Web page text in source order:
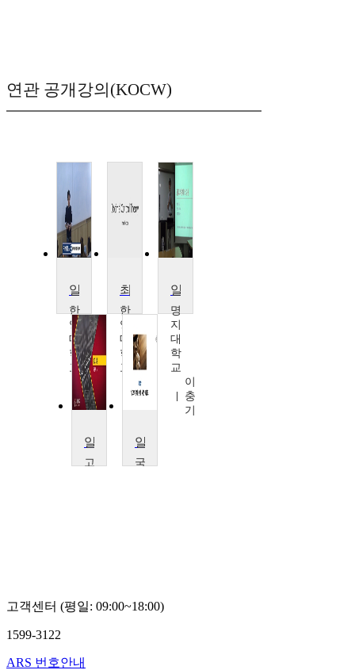
연관 공개강의(KOCW)
한
양
대
학
교
이
석
복
한
양
대
학
교
김
남
명
지
대
학
교
이
충
기
고
국
고객센터 (평일: 09:00~18:00)
1599-3122
ARS 번호안내